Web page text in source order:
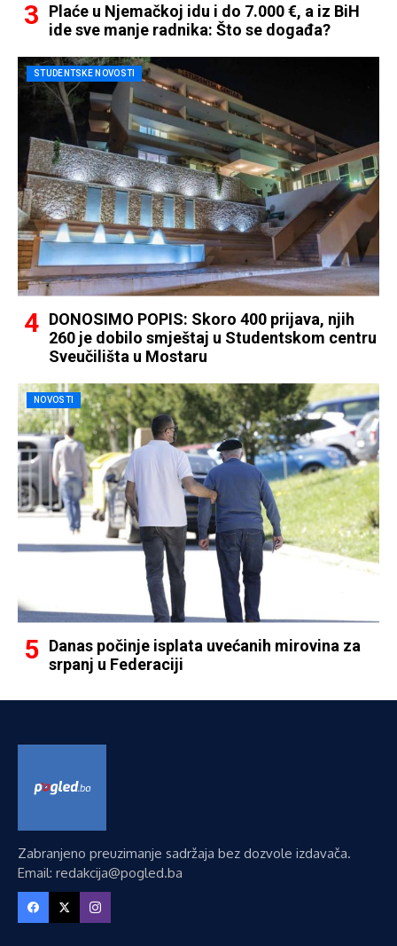
Plaće u Njemačkoj idu i do 7.000 €, a iz BiH
ide sve manje radnika: Što se događa?
STUDENTSKE NOVOSTI
DONOSIMO POPIS: Skoro 400 prijava, njih
260 je dobilo smještaj u Studentskom centru
Sveučilišta u Mostaru
NOVOSTI
Danas počinje isplata uvećanih mirovina za
srpanj u Federaciji
Zabranjeno preuzimanje sadržaja bez dozvole izdavača.
Email: redakcija@pogled.ba